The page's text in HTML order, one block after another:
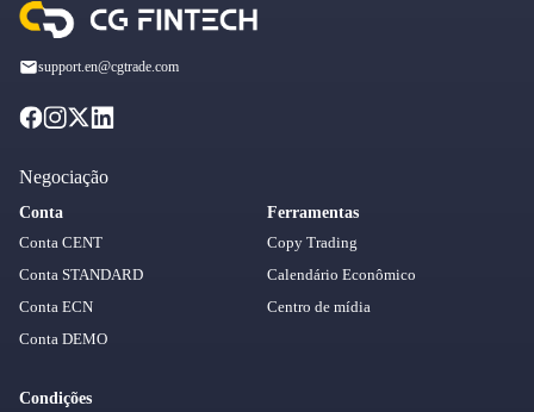
support.en@cgtrade.com
Negociação
Conta
Conta CENT
Conta STANDARD
Conta ECN
Conta DEMO
Condições
Ferramentas
Copy Trading
Calendário Econômico
Centro de mídia